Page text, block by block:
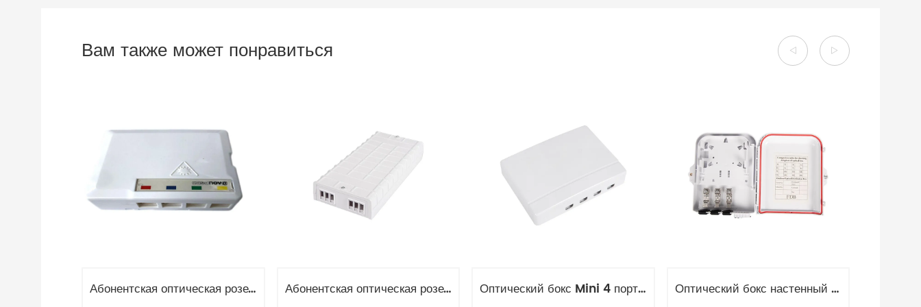
Вам также может понравиться
Абонентская оптическая розетка 4 волокон OPT-307B Абонентская оптическая розетка 6 волокон OPT-313 для России Оптический бокс Mini 4 порта OPT-309 Оптический бокс настенный 8 sc портов FTTH OPT-207B